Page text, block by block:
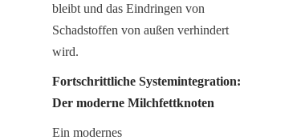
bleibt und das Eindringen von
Schadstoffen von außen verhindert
wird.
Fortschrittliche Systemintegration:
Der moderne Milchfettknoten
Ein modernes